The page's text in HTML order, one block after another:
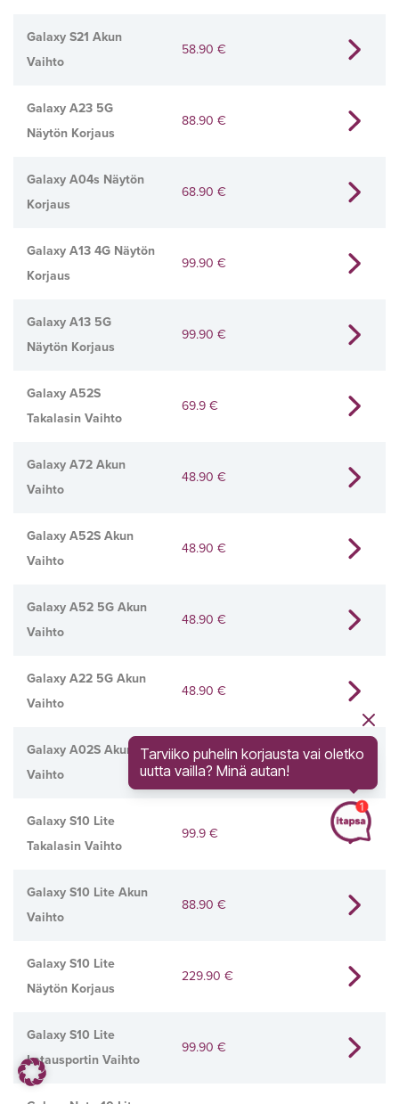
Galaxy S21 Akun
Vaihto
58.90 €
Galaxy A23 5G
Näytön Korjaus
88.90 €
Galaxy A04s Näytön
Korjaus
68.90 €
Galaxy A13 4G Näytön
Korjaus
99.90 €
Galaxy A13 5G
Näytön Korjaus
99.90 €
Galaxy A52S
Takalasin Vaihto
69.9 €
Galaxy A72 Akun
Vaihto
48.90 €
Galaxy A52S Akun
Vaihto
48.90 €
Galaxy A52 5G Akun
Vaihto
48.90 €
Galaxy A22 5G Akun
Vaihto
48.90 €
Galaxy A02S Akun
Vaihto
78.90€
Galaxy S10 Lite
Takalasin Vaihto
99.9 €
Galaxy S10 Lite Akun
Vaihto
88.90 €
Galaxy S10 Lite
Näytön Korjaus
229.90 €
Galaxy S10 Lite
Latausportin Vaihto
99.90 €
Tarviiko puhelin korjausta vai oletko
uutta vailla? Minä autan!